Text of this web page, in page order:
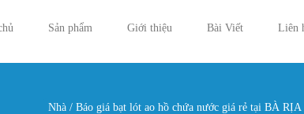
Sản phẩm Giới thiệu Bài Viết Liên
Nhà / Báo giá bạt lót ao hồ chứa nước giá rẻ tại BÀ